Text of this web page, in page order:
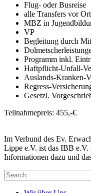
Flug- oder Busreise
alle Transfers vor Ort
MBZ in
VP
Begleitung durch
Programm inkl.
Haftpflicht-Unfall-
Auslands-Kranken-
Regress-
Gesetzl.
Teilnahmepreis: 455,-€
Im Verbund des Ev.
Lippe e.V. ist das IBB
Informationen dazu und